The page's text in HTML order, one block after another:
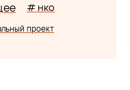
# нко
проект